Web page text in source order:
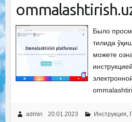
Было
тилида
можете
admin 20.01.2023 Инструкция,